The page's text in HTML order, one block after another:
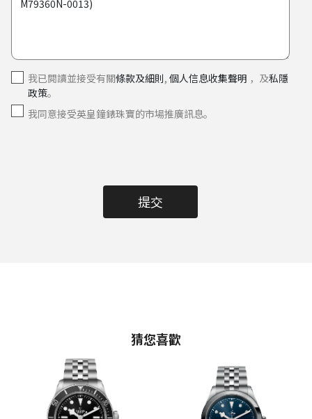
我已閱讀並接受有關條款及細則, 個人信息收集聲明 ，及私隱
政策。
我同意接受英皇鐘錶珠寶的市場推廣訊息。
提交
猜您喜歡